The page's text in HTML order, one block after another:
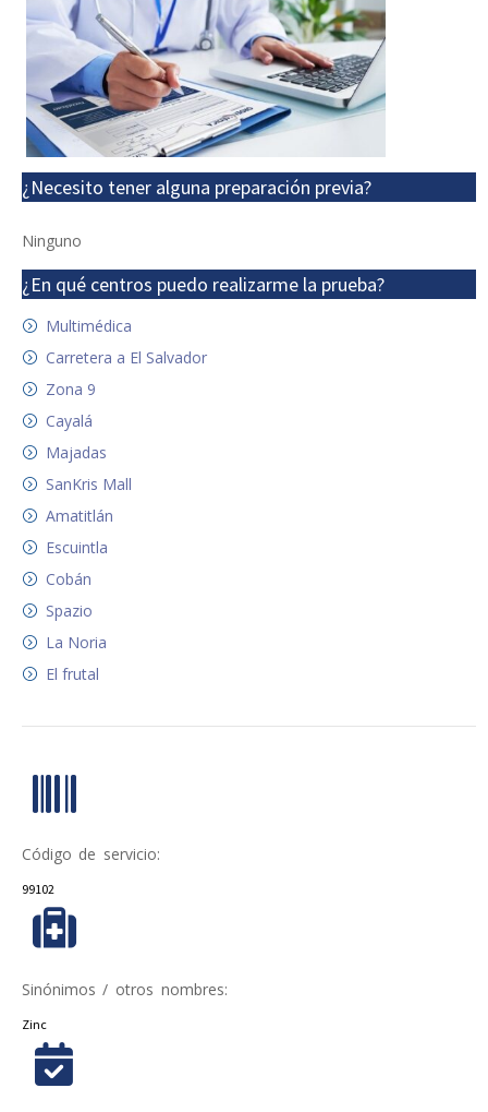
¿Necesito tener alguna preparación previa?
Ninguno
¿En qué centros puedo realizarme la prueba?
Multimédica
Carretera a El Salvador
Zona 9
Cayalá
Majadas
SanKris Mall
Amatitlán
Escuintla
Cobán
Spazio
La Noria
El frutal
Código de servicio:
99102
Sinónimos / otros nombres:
Zinc